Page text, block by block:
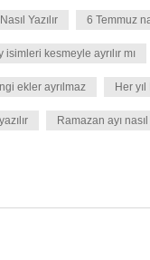
Yazılır 6 Temmuz
isimleri kesmeyle ayrılır mı
ekler ayrılmaz Her yıl
Ramazan ayı nasıl